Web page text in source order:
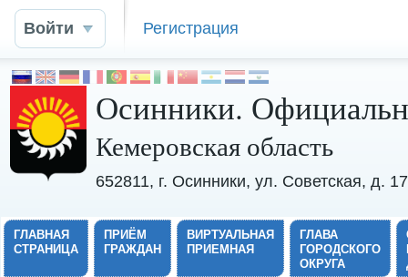
Войти Регистрация
Осинники.
Кемеровская область
652811, г. Осинники, ул. Советская, д.
ГЛАВНАЯ
СТРАНИЦА
ПРИЁМ
ГРАЖДАН
ВИРТУАЛЬНАЯ
ПРИЕМНАЯ
ГЛАВА
ГОРОДСКОГО
ОКРУГА